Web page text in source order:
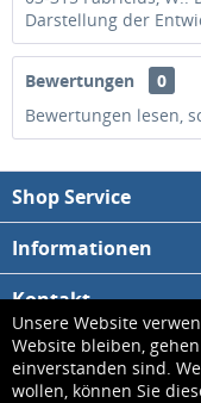
Unsere Website
Website bleiben,
einverstanden sind.
wollen, können Sie
Darstellung der
Bewertungen
0
Bewertungen lesen,
Shop Service
Informationen
Kontakt
* Alle Preise inkl. gesetzl.